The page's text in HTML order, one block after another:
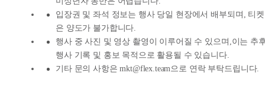
입장권 및 좌석 정보는 행사 당일 현장에서 배부되며, 티켓
은 양도가 불가합니다.
행사 중 사진 및 영상 촬영이 이루어질 수 있으며,이는 추
행사 기록 및 홍보 목적으로 활용될 수 있습니다.
기타 문의 사항은 mkt@flex.team으로 연락 부탁드립니다.